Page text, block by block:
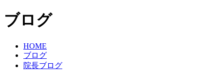
ブログ
HOME
ブログ
院長ブログ